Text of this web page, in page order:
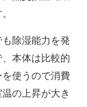
除湿能力を発
本体は比較的
使うので消費
の上昇が大き